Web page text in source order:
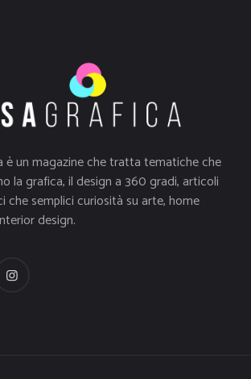
è un magazine che tratta tematiche che
la grafica, il design a 360 gradi, articoli
che semplici curiosità su arte, home
design.